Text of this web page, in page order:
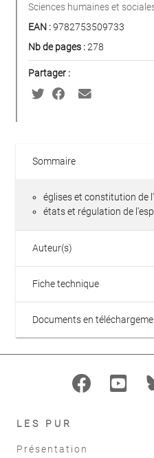
Sciences humaines et
EAN :9782753509733
Nb de pages :278
Partager :
Sommaire
églises et constitution de
états et régulation de
Auteur(s)
Fiche technique
Documents en
LES PUR
Présentation